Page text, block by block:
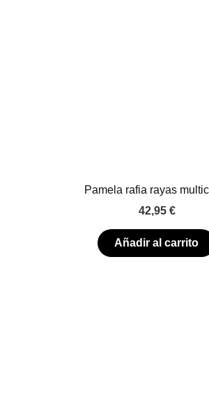
Pamela rafia rayas
42,95 €
Añadir al carrito